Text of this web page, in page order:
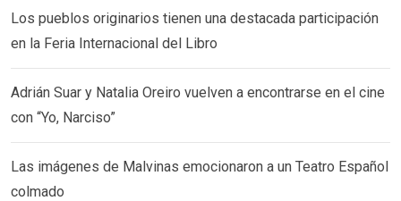
Los pueblos originarios tienen una destacada participación
en la Feria Internacional del Libro
Adrián Suar y Natalia Oreiro vuelven a encontrarse en el cine
con “Yo, Narciso”
Las imágenes de Malvinas emocionaron a un Teatro Español
colmado